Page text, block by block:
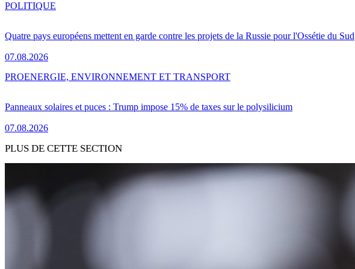
Quatre pays européens mettent en garde contre les projets de la Russie pour l'Ossétie du Sud
07.08.2026
POLITIQUE
Panneaux solaires et puces : Trump impose 15% de taxes sur le polysilicium
07.08.2026
PROENERGIE, ENVIRONNEMENT ET TRANSPORT
PLUS DE CETTE SECTION